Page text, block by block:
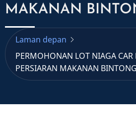
MAKANAN
Laman depan
PERMOHONAN LOT NIAGA CAR
PERSIARAN MAKANAN